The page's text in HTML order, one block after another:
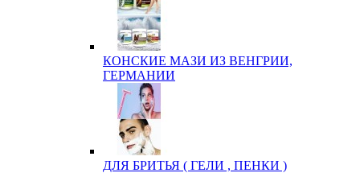
КОНСКИЕ МАЗИ ИЗ ВЕНГРИИ,
ГЕРМАНИИ
ДЛЯ БРИТЬЯ ( ГЕЛИ , ПЕНКИ )